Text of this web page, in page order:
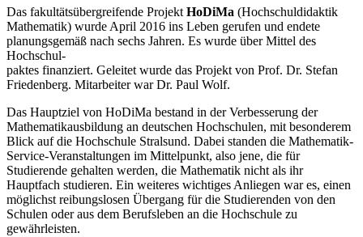
Das fakultätsübergreifende Projekt HoDiMa (Hochschuldidaktik
Mathematik) wurde April 2016 ins Leben gerufen und endete
planungsgemäß nach sechs Jahren. Es wurde über Mittel des
Hochschul-
paktes finanziert. Geleitet wurde das Projekt von Prof. Dr. Stefan
Friedenberg. Mitarbeiter war Dr. Paul Wolf.
Das Hauptziel von HoDiMa bestand in der Verbesserung der
Mathematikausbildung an deutschen Hochschulen, mit besonderem
Blick auf die Hochschule Stralsund. Dabei standen die Mathematik-
Service-Veranstaltungen im Mittelpunkt, also jene, die für
Studierende gehalten werden, die Mathematik nicht als ihr
Hauptfach studieren. Ein weiteres wichtiges Anliegen war es, einen
möglichst reibungslosen Übergang für die Studierenden von den
Schulen oder aus dem Berufsleben an die Hochschule zu
gewährleisten.